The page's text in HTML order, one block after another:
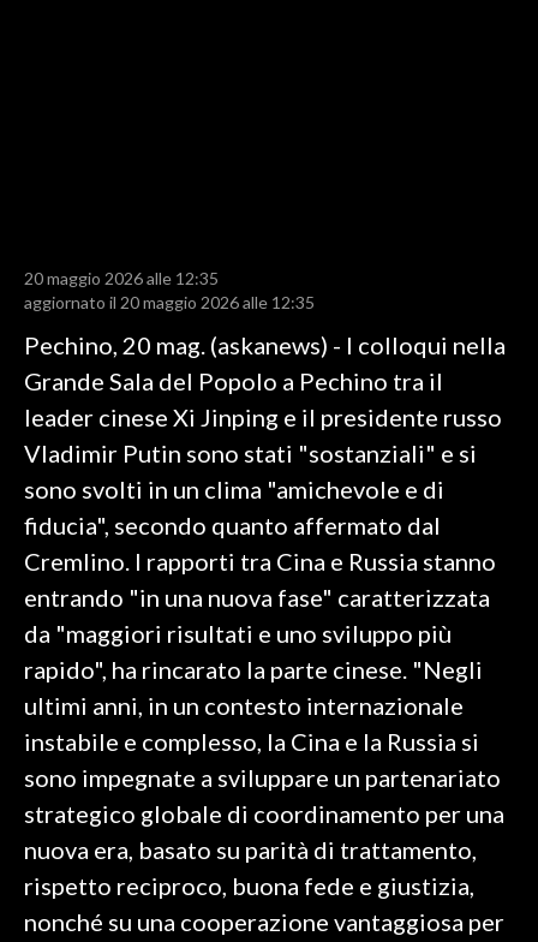
RISULTATI E CLASSIFICHE
CALCIO REGIONALE
BASKET
VOLLEY
MOTORI
TENNIS
ALTRI SPORT
CULTURA
SPETTACOLI
GOSSIP
SALUTE
SARDEGNA TURISMO
SARDI NEL MONDO
NOTIZIE
20 maggio 2026 alle 12:35
aggiornato il 20 maggio 2026 alle 12:35
Pechino, 20 mag. (askanews) - I colloqui nella
Grande Sala del Popolo a Pechino tra il
leader cinese Xi Jinping e il presidente russo
Vladimir Putin sono stati "sostanziali" e si
sono svolti in un clima "amichevole e di
fiducia", secondo quanto affermato dal
Cremlino. I rapporti tra Cina e Russia stanno
entrando "in una nuova fase" caratterizzata
da "maggiori risultati e uno sviluppo più
rapido", ha rincarato la parte cinese. "Negli
ultimi anni, in un contesto internazionale
instabile e complesso, la Cina e la Russia si
sono impegnate a sviluppare un partenariato
strategico globale di coordinamento per una
nuova era, basato su parità di trattamento,
rispetto reciproco, buona fede e giustizia,
nonché su una cooperazione vantaggiosa per